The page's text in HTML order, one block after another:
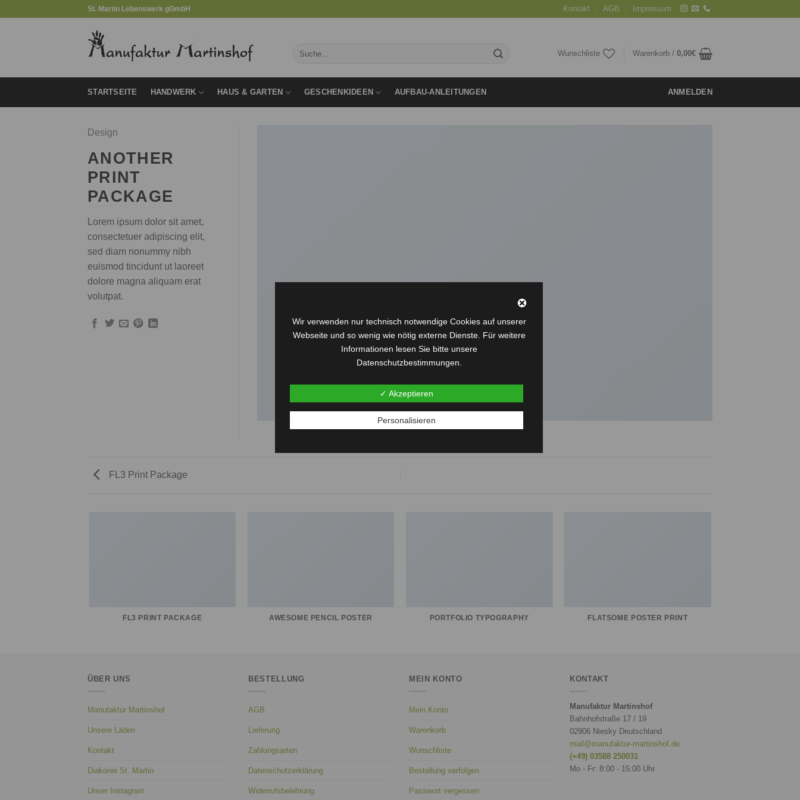
St. Martin Lebenswerk gGmbH Kontakt AGB Impressum
Wunschliste Warenkorb / 0,00€
STARTSEITE HANDWERK HAUS & GARTEN GESCHENKIDEEN AUFBAU-ANLEITUNGEN ANMELDEN
Design
ANOTHER
PRINT
PACKAGE
Lorem ipsum dolor sit amet,
consectetuer adipiscing elit,
sed diam nonummy nibh
euismod tincidunt ut laoreet
dolore magna aliquam erat
volutpat.
FL3 Print Package
FL3 PRINT PACKAGE AWESOME PENCIL POSTER PORTFOLIO TYPOGRAPHY FLATSOME POSTER PRINT
ÜBER UNS
Manufaktur Martinshof
Unsere Läden
Kontakt
Diakonie St. Martin
Unser Instagram
BESTELLUNG
AGB
Lieferung
Zahlungsarten
Datenschutzerklärung
Widerrufsbelehrung
MEIN KONTO
Mein Konto
Warenkorb
Wunschliste
Bestellung verfolgen
Passwort vergessen
KONTAKT
Manufaktur Martinshof
Bahnhofstraße 17 / 19
02906 Niesky Deutschland
mail@manufaktur-martinshof.de
(+49) 03588 250031
Mo - Fr: 8:00 - 15:00 Uhr
Wir verwenden nur technisch notwendige Cookies auf unserer
Webseite und so wenig wie nötig externe Dienste. Für weitere
Informationen lesen Sie bitte unsere
Datenschutzbestimmungen.
✓ Akzeptieren
Personalisieren